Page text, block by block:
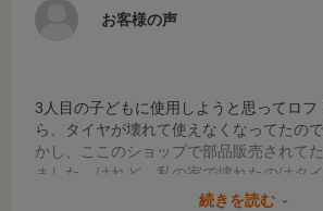
お客様の声
3人目の子どもに使用しようと思ってロフ
ら、タイヤが壊れて使えなくなってたの
かし、ここのショップで部品販売されて
ました。けれど、私の家で壊れたのはタ
部分だけだったので、その部分だけの販
続きを読む